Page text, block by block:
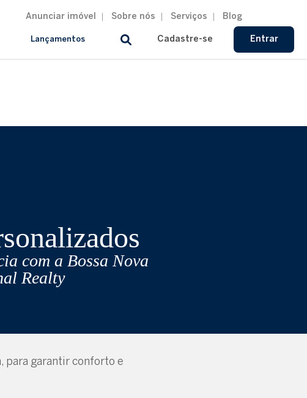
Anunciar imóvel Sobre nós Serviços Blog
Lançamentos Cadastre-se Entrar
com a Bossa Nova
Realty
para garantir conforto e